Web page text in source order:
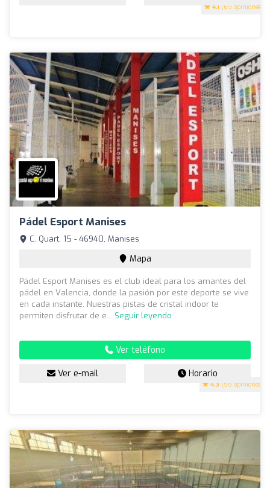
4.1 (69 opiniones)
Pádel Esport Manises
4.3 (56 opiniones)
C. Quart, 15 - 46940, Manises
Mapa
Pádel Esport Manises es el club ideal para los amantes del
pádel en Valencia, donde la pasión por este deporte se vive
en cada instante. Nuestras pistas de cristal indoor te
permiten disfrutar de e... Seguir leyendo
Ver teléfono
Ver e-mail Horario